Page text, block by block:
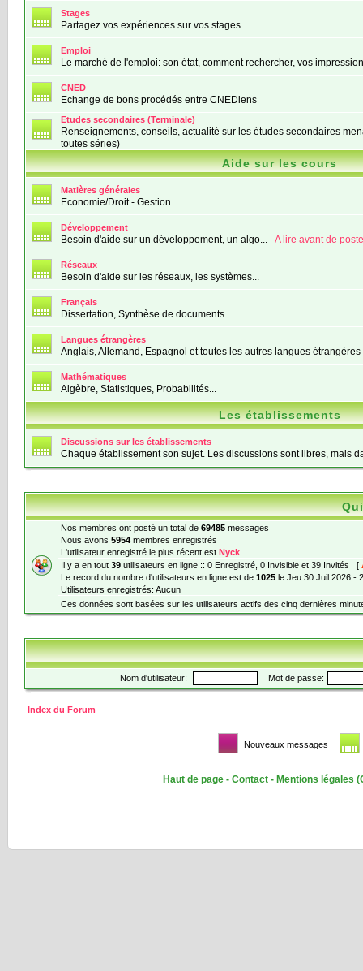
Stages
Partagez vos expériences sur vos stages
Emploi
Le marché de l'emploi: son état, comment rechercher, vos
CNED
Echange de bons procédés entre CNEDiens
Etudes secondaires (Terminale)
Renseignements, conseils, actualité sur les études secondaires
toutes séries)
Aide sur les cours
Matières générales
Economie/Droit - Gestion ...
Développement
Besoin d'aide sur un développement, un algo... -A lire avant de
Réseaux
Besoin d'aide sur les réseaux, les systèmes...
Français
Dissertation, Synthèse de documents ...
Langues étrangères
Anglais, Allemand, Espagnol et toutes les autres langues étrangères
Mathématiques
Algèbre, Statistiques, Probabilités...
Les établissements
Discussions sur les établissements
Chaque établissement son sujet. Les discussions sont libres, mais
Nos membres ont posté un total de 69485messages
Nous avons 5954membres enregistrés
L'utilisateur enregistré le plus récent est Nyck
Il y a en tout 39utilisateurs en ligne :: 0 Enregistré, 0 Invisible et 39 Invités [
Le record du nombre d'utilisateurs en ligne est de 1025le Jeu 30 Juil 2026 -
Utilisateurs enregistrés: Aucun
Ces données sont basées sur les utilisateurs actifs des cinq dernières
Nom d'utilisateur: Mot de passe:
Index du Forum
Nouveaux messages
Haut de page -Contact -Mentions légales